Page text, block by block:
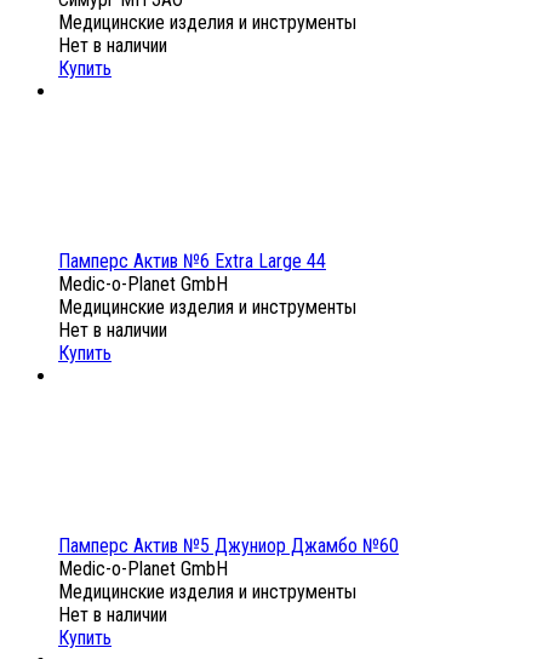
Медицинские изделия и инструменты
Нет в наличии
Купить
Памперс Актив №6 Extra Large 44
Medic-o-Planet GmbH
Медицинские изделия и инструменты
Нет в наличии
Купить
Памперс Актив №5 Джуниор Джамбо №60
Medic-o-Planet GmbH
Медицинские изделия и инструменты
Нет в наличии
Купить